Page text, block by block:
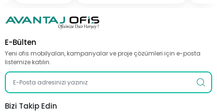
E-Bülten
Yeni ofis mobilyaları, kampanyalar ve proje çözümleri için e-posta
listemize katılın.
Bizi Takip Edin